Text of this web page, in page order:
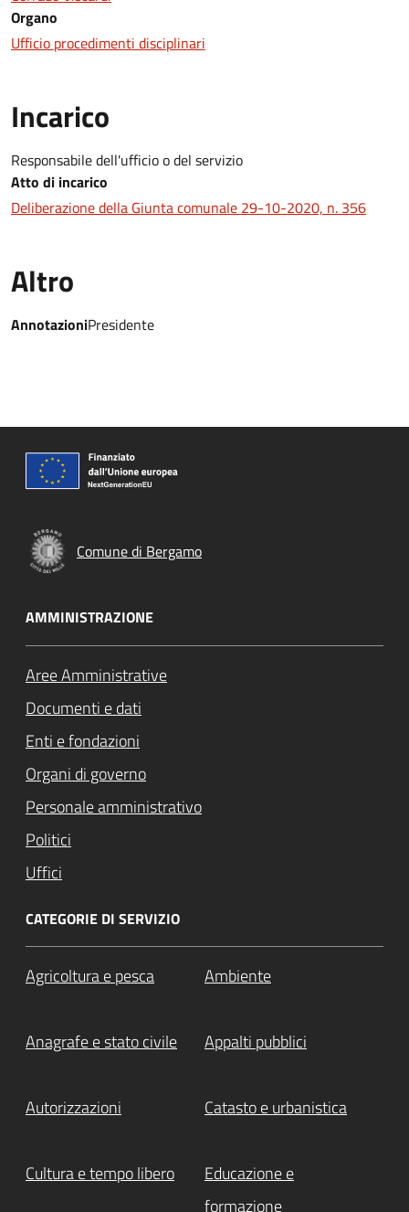
Organo
Ufficio procedimenti disciplinari
Incarico
Responsabile dell'ufficio o del servizio
Atto di incarico
Deliberazione della Giunta comunale 29-10-2020, n. 356
Altro
AnnotazioniPresidente
Comune di Bergamo
AMMINISTRAZIONE
Aree Amministrative
Documenti e dati
Enti e fondazioni
Organi di governo
Personale amministrativo
Politici
Uffici
CATEGORIE DI SERVIZIO
Agricoltura e pesca Ambiente
Anagrafe e stato civile Appalti pubblici
Autorizzazioni Catasto e urbanistica
Cultura e tempo libero
Educazione e
formazione